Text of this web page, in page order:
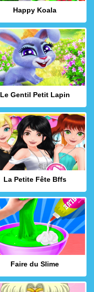
Happy Koala
Le Gentil Petit Lapin
La Petite Fête Bffs
Faire du Slime